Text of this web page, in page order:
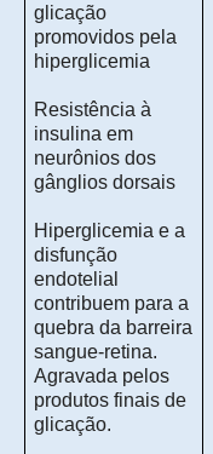
glicação
promovidos pela
hiperglicemia
Resistência à
insulina em
neurônios dos
gânglios dorsais
Hiperglicemia e a
disfunção
endotelial
contribuem para a
quebra da barreira
sangue-retina.
Agravada pelos
produtos finais de
glicação.